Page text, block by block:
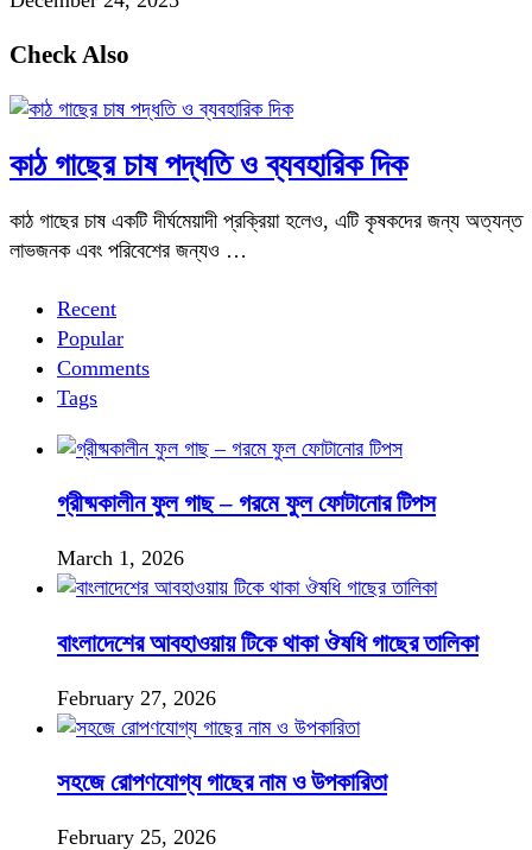
Check Also
কাঠ গাছের চাষ পদ্ধতি ও ব্যবহারিক দিক
কাঠ গাছের চাষ একটি দীর্ঘমেয়াদী প্রক্রিয়া হলেও, এটি কৃষকদের জন্য অত্যন্ত
লাভজনক এবং পরিবেশের জন্যও …
Recent
Popular
Comments
Tags
গ্রীষ্মকালীন ফুল গাছ – গরমে ফুল ফোটানোর টিপস
March 1, 2026
বাংলাদেশের আবহাওয়ায় টিকে থাকা ঔষধি গাছের তালিকা
February 27, 2026
সহজে রোপণযোগ্য গাছের নাম ও উপকারিতা
February 25, 2026